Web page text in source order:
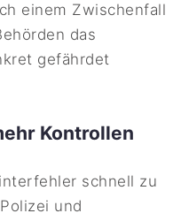
einem Zwischenfall
das
gefährdet
Kontrollen
schnell zu
und